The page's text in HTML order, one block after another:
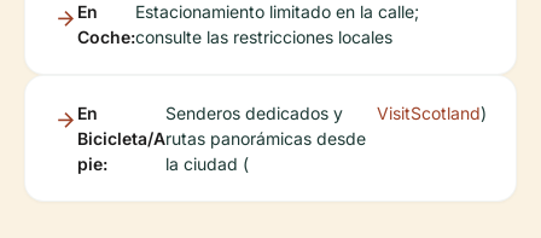
En
Coche:
Estacionamiento limitado en la calle;
consulte las restricciones locales
En
Bicicleta/A
pie:
Senderos dedicados y
rutas panorámicas desde
la ciudad (
VisitScotland)